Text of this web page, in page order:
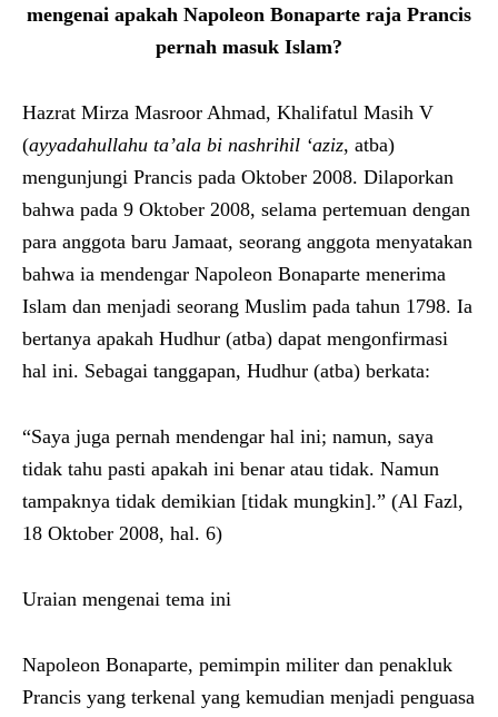
mengenai apakah Napoleon Bonaparte raja Prancis
pernah masuk Islam?
Hazrat Mirza Masroor Ahmad, Khalifatul Masih V
(ayyadahullahu ta’ala bi nashrihil ‘aziz, atba)
mengunjungi Prancis pada Oktober 2008. Dilaporkan
bahwa pada 9 Oktober 2008, selama pertemuan dengan
para anggota baru Jamaat, seorang anggota menyatakan
bahwa ia mendengar Napoleon Bonaparte menerima
Islam dan menjadi seorang Muslim pada tahun 1798. Ia
bertanya apakah Hudhur (atba) dapat mengonfirmasi
hal ini. Sebagai tanggapan, Hudhur (atba) berkata:
“Saya juga pernah mendengar hal ini; namun, saya
tidak tahu pasti apakah ini benar atau tidak. Namun
tampaknya tidak demikian [tidak mungkin].” (Al Fazl,
18 Oktober 2008, hal. 6)
Uraian mengenai tema ini
Napoleon Bonaparte, pemimpin militer dan penakluk
Prancis yang terkenal yang kemudian menjadi penguasa